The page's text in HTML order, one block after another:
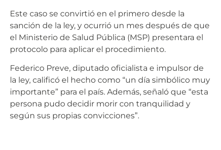
Este caso se convirtió en el primero desde la
sanción de la ley, y ocurrió un mes después de que
el Ministerio de Salud Pública (MSP) presentara el
protocolo para aplicar el procedimiento.
Federico Preve, diputado oficialista e impulsor de
la ley, calificó el hecho como “un día simbólico muy
importante” para el país. Además, señaló que “esta
persona pudo decidir morir con tranquilidad y
según sus propias convicciones”.